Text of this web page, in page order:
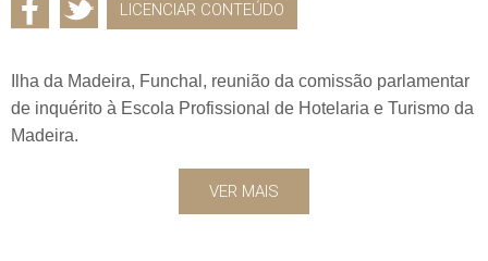
LICENCIAR CONTEÚDO
Ilha da Madeira, Funchal, reunião da comissão parlamentar
de inquérito à Escola Profissional de Hotelaria e Turismo da
Madeira.
VER MAIS